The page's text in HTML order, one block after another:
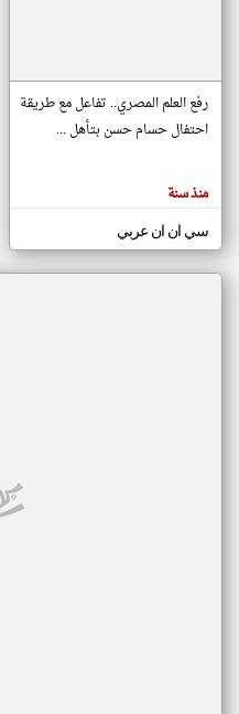
المقالات
الموجوده
هنا عن
رفع العلم المصري.. تفاعل مع طريقة
احتفال حسام حسن بتأهل ...
منذ سنة
سي ان ان عربي